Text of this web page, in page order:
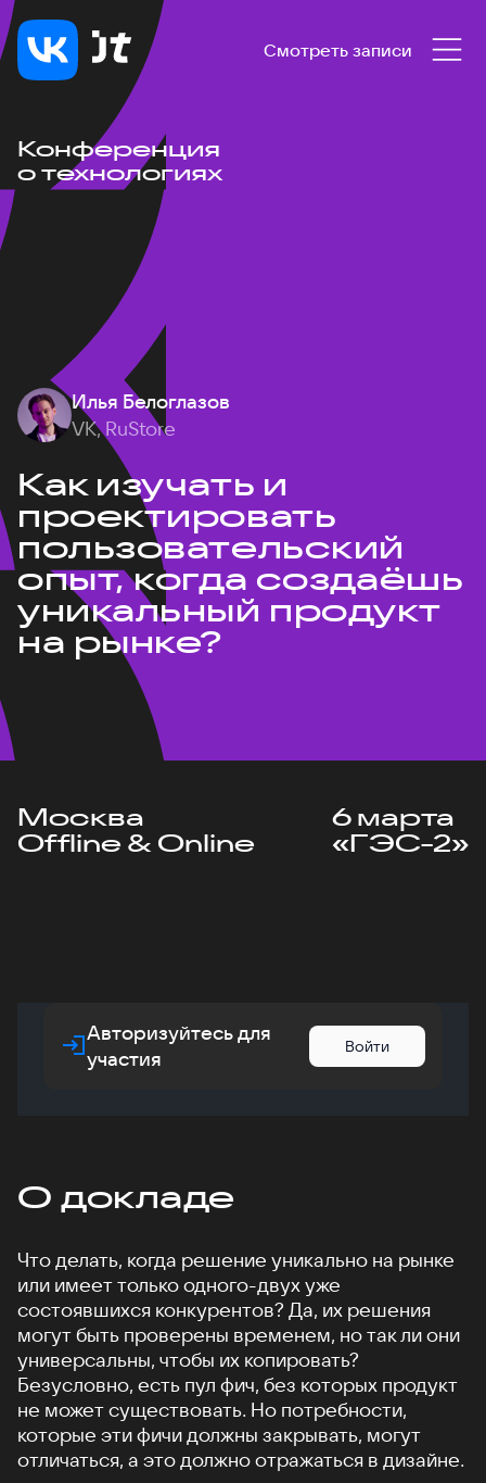
Смотреть записи
Конференция
о технологиях
Илья Белоглазов
VK, RuStore
Как изучать и
проектировать
пользовательский
опыт, когда создаёшь
уникальный продукт
на рынке?
Москва
Offline & Online
6 марта
«ГЭС-2»
Авторизуйтесь для
участия
Войти
О докладе
Что делать, когда решение уникально на рынке
или имеет только одного-двух уже
состоявшихся конкурентов? Да, их решения
могут быть проверены временем, но так ли они
универсальны, чтобы их копировать?
Безусловно, есть пул фич, без которых продукт
не может существовать. Но потребности,
которые эти фичи должны закрывать, могут
отличаться, а это должно отражаться в дизайне.